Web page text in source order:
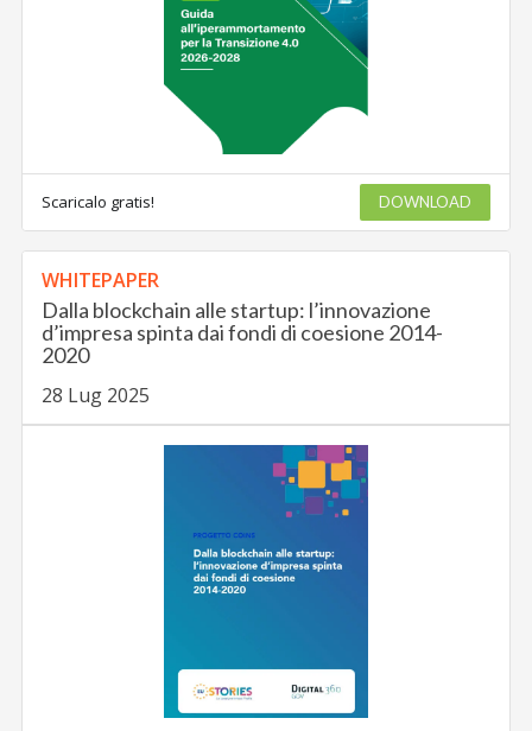
Scaricalo gratis! DOWNLOAD
WHITEPAPER
Dalla blockchain alle startup: l’innovazione
d’impresa spinta dai fondi di coesione 2014-
2020
28 Lug 2025